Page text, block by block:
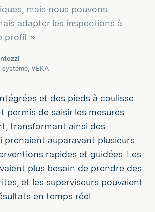
mais nous pouvons
adapter les inspections à
profil. »
système, VEKA
et des pieds à coulisse
permis de saisir les mesures
transformant ainsi des
prenaient auparavant plusieurs
rapides et guidées. Les
plus besoin de prendre des
et les superviseurs pouvaient
en temps réel.